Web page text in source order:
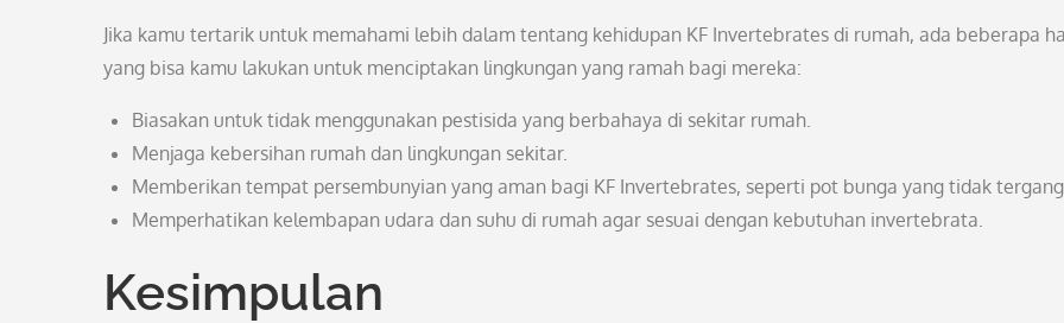
Jika kamu tertarik untuk memahami lebih dalam tentang kehidupan KF Invertebrates di rumah, ada beberapa
yang bisa kamu lakukan untuk menciptakan lingkungan yang ramah bagi mereka:
Biasakan untuk tidak menggunakan pestisida yang berbahaya di sekitar rumah.
Menjaga kebersihan rumah dan lingkungan sekitar.
Memberikan tempat persembunyian yang aman bagi KF Invertebrates, seperti pot bunga yang tidak
Memperhatikan kelembapan udara dan suhu di rumah agar sesuai dengan kebutuhan invertebrata.
Kesimpulan